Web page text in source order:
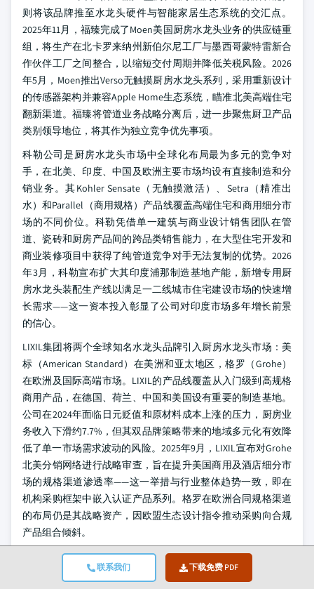
联系我们 下载免费 PDF
则将该品牌推至水龙头硬件与智能家居生态系统的交汇点。
2025年11月，福臻完成了Moen美国厨房水龙头业务的供应链重
组，将生产在北卡罗来纳州新伯尔尼工厂与墨西哥蒙特雷新合
作伙伴工厂之间整合，以缩短交付周期并降低关税风险。2026
年5月，Moen推出Verso无触摸厨房水龙头系列，采用重新设计
的传感器架构并兼容Apple Home生态系统，瞄准北美高端住宅
翻新渠道。福臻将管道业务战略分离后，进一步聚焦厨卫产品
类别领导地位，将其作为独立竞争优先事项。
科勒公司是厨房水龙头市场中全球化布局最为多元的竞争对
手，在北美、印度、中国及欧洲主要市场均设有直接制造和分
销业务。其Kohler Sensate（无触摸激活）、Setra（精准出
水）和Parallel（商用规格）产品线覆盖高端住宅和商用细分市
场的不同价位。科勒凭借单一建筑与商业设计销售团队在管
道、瓷砖和厨房产品间的跨品类销售能力，在大型住宅开发和
商业装修项目中获得了纯管道竞争对手无法复制的优势。2026
年3月，科勒宣布扩大其印度浦那制造基地产能，新增专用厨
房水龙头装配生产线以满足一二线城市住宅建设市场的快速增
长需求——这一资本投入彰显了公司对印度市场多年增长前景
的信心。
LIXIL集团将两个全球知名水龙头品牌引入厨房水龙头市场：美
标（American Standard）在美洲和亚太地区，格罗（Grohe）
在欧洲及国际高端市场。LIXIL的产品线覆盖从入门级到高规格
商用产品，在德国、荷兰、中国和美国设有重要的制造基地。
公司在2024年面临日元贬值和原材料成本上涨的压力，厨房业
务收入下滑约7.7%，但其双品牌策略带来的地域多元化有效降
低了单一市场需求波动的风险。2025年9月，LIXIL宣布对Grohe
北美分销网络进行战略审查，旨在提升美国商用及酒店细分市
场的规格渠道渗透率——这一举措与行业整体趋势一致，即在
机构采购框架中嵌入认证产品系列。格罗在欧洲合同规格渠道
的布局仍是其战略资产，因欧盟生态设计指令推动采购向合规
产品组合倾斜。
乐家集团（Roca Group）总部位于西班牙，是一家生产浴室和
厨房设备的制造商，在15个国家设有生产设施，业务覆盖170多